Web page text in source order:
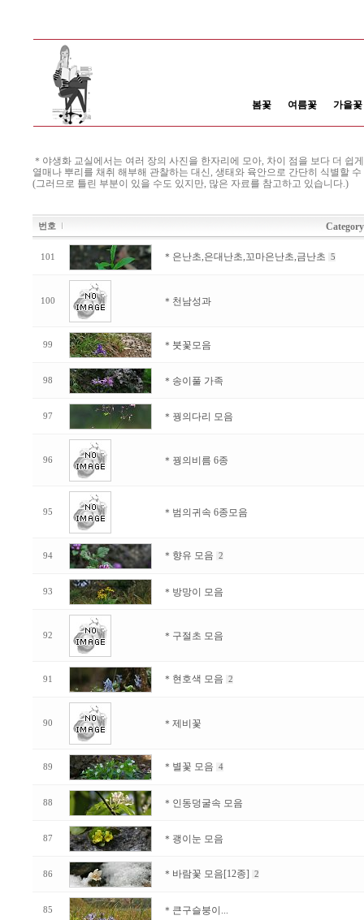
봄꽃 여름꽃 가을꽃
＊야생화 교실에서는 여러 장의 사진을 한자리에 모아, 차이 점을 보다 더 쉽
열매나 뿌리를 채취 해부해 관찰하는 대신, 생태와 육안으로 간단히 식별할
(그러므로 틀린 부분이 있을 수도 있지만, 많은 자료를 참고하고 있습니다.)
번호 Category
101 ＊은난초,은대난초,꼬마은난초,금난초 5
100 ＊천남성과
99 ＊붓꽃모음
98 ＊송이풀 가족
97 ＊꿩의다리 모음
96 ＊꿩의비름 6종
95 ＊범의귀속 6종모음
94 ＊향유 모음 2
93 ＊방망이 모음
92 ＊구절초 모음
91 ＊현호색 모음 2
90 ＊제비꽃
89 ＊별꽃 모음 4
88 ＊인동덩굴속 모음
87 ＊괭이눈 모음
86 ＊바람꽃 모음[12종] 2
85 ＊큰구슬붕이...